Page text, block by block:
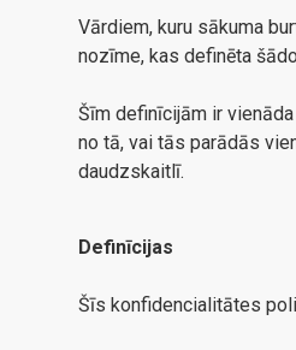
Vārdiem, kuru sākuma
nozīme, kas definēta
Šīm definīcijām ir
no tā, vai tās parādās
daudzskaitlī.
Definīcijas
Šīs konfidencialitātes